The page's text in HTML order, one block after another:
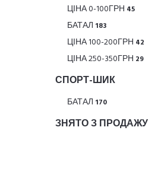
ЦІНА 0-100ГРН 45
БАТАЛ 183
ЦІНА 100-200ГРН 42
ЦІНА 250-350ГРН 29
СПОРТ-ШИК
БАТАЛ 170
ЗНЯТО З ПРОДАЖУ